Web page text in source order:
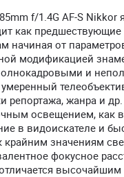
f/1.4G AF-S
как
начиная от
модификацией
и
репортажа, жанра и
освещением, как
в видоискателе и
крайним значениям
фокусное